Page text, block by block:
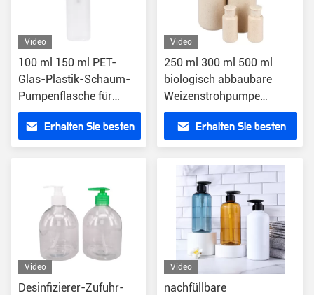
Video
100 ml 150 ml PET-
Glas-Plastik-Schaum-
Pumpenflasche für
Gesichtsreinigungsmittel
Erhalten Sie besten
Video
250 ml 300 ml 500 ml
biologisch abbaubare
Weizenstrohpumpe
Flasche für Shampoo
HandwaschErhalten Sie besten
Video
Desinfizierer-Zufuhr-
Video
nachfüllbare